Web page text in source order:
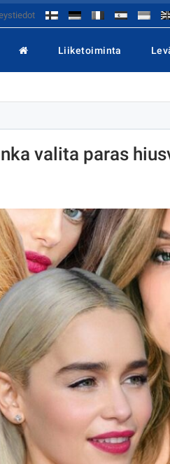
Liiketoiminta
valita paras